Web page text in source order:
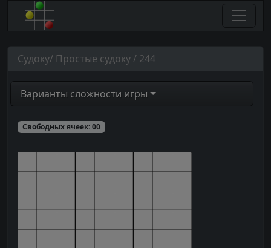
Судоку/ Простые судоку / 244
Варианты сложности игры
Свободных ячеек:00